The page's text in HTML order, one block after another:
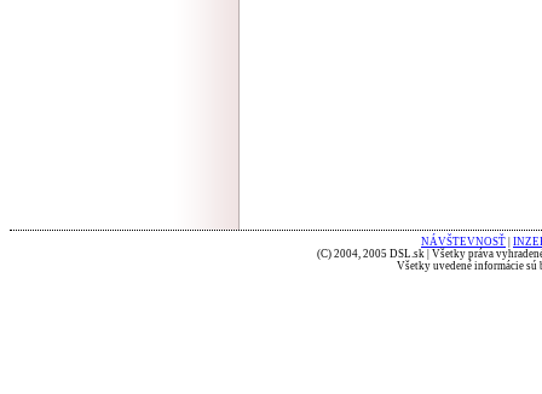
NÁVŠTEVNOSŤ
(C) 2004, 2005 DSL.sk | Všetky práva
Všetky uvedené informácie sú